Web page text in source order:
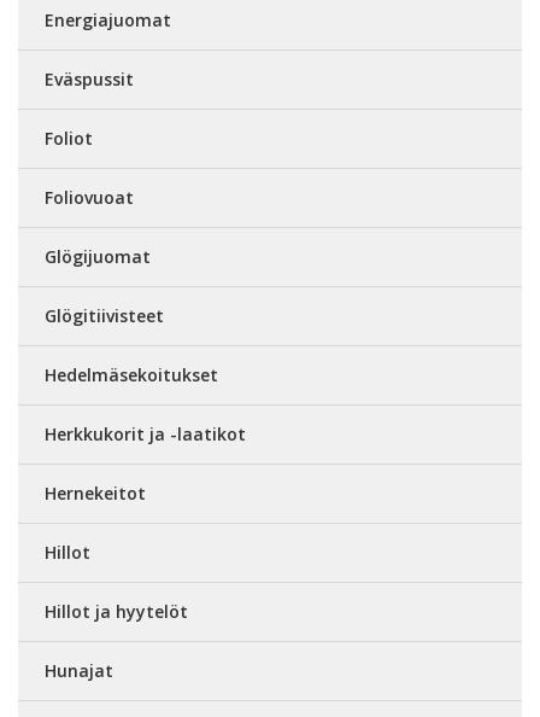
Energiajuomat
Eväspussit
Foliot
Foliovuoat
Glögijuomat
Glögitiivisteet
Hedelmäsekoitukset
Herkkukorit ja -laatikot
Hernekeitot
Hillot
Hillot ja hyytelöt
Hunajat